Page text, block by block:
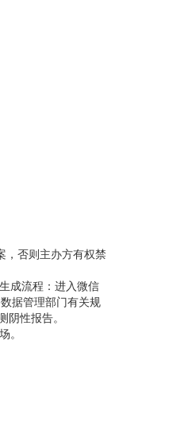
，否则主办方有权禁
生成流程：进入微信
据管理部门有关规
性报告。